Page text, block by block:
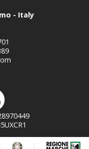
- Italy